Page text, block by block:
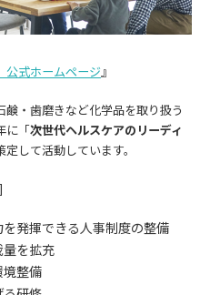
式ホームページ』
・歯磨きなど化学品を取り扱う
に「次世代ヘルスケアのリーディ
して活動しています。
発揮できる人事制度の整備
を拡充
境整備